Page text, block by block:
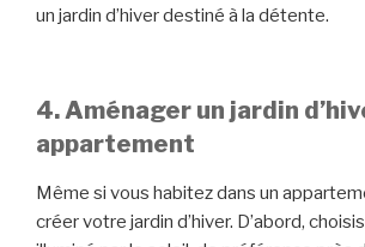
un jardin d’hiver destiné à la détente.
4. Aménager un jardin
appartement
Même si vous habitez dans un
créer votre jardin d’hiver. D’abord,